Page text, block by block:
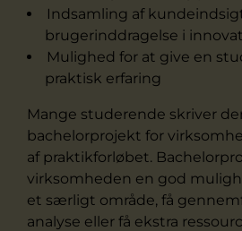
Indsamling af
brugerinddragelse i
Mulighed for at give en
praktisk erfaring
Mange studerende skriver
bachelorprojekt for
af praktikforløbet.
virksomheden en god
et særligt område, få
analyse eller få ekstra